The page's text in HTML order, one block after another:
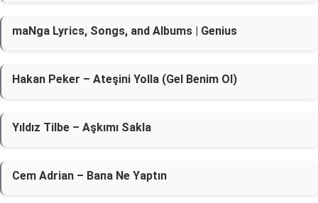
​maNga Lyrics, Songs, and Albums | Genius
Hakan Peker – Ateşini Yolla (Gel Benim Ol)
Yıldız Tilbe – Aşkımı Sakla
Cem Adrian – Bana Ne Yaptın